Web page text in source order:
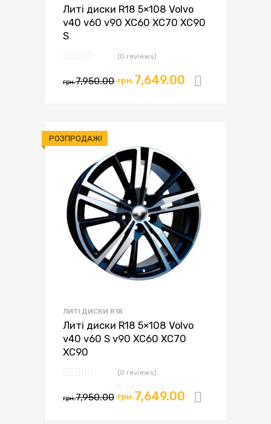
Литі диски R18 5×108 Volvo
v40 v60 v90 XC60 XC70 XC90
S
(0 reviews)
грн.7,950.00 Оригінальна
грн.7,649.00 Поточна
РОЗПРОДАЖ!
ЛИТІ ДИСКИ R18
Литі диски R18 5×108 Volvo
v40 v60 S v90 XC60 XC70
XC90
(0 reviews)
грн.7,950.00 Оригінальна
грн.7,649.00 Поточна